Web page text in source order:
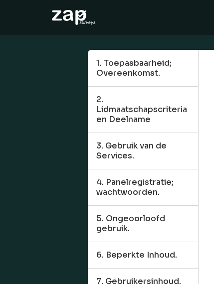
1. Toepasbaarheid;
Overeenkomst.
2.
Lidmaatschapscriteria
en Deelname
3. Gebruik van de
Services.
4. Panelregistratie;
wachtwoorden.
5. Ongeoorloofd
gebruik.
6. Beperkte Inhoud.
7. Gebruikersinhoud.